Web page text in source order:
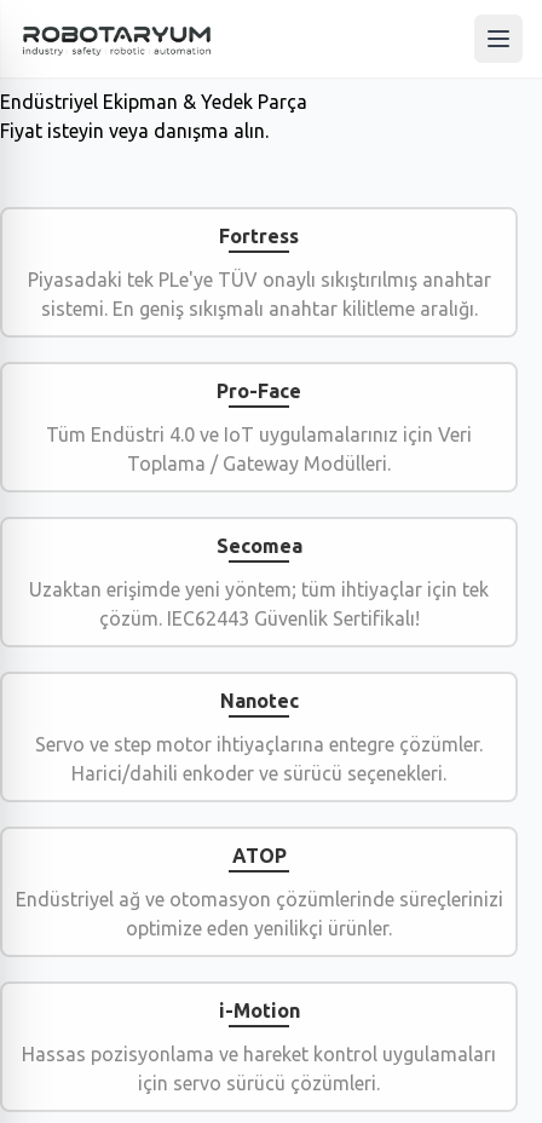
Ana içeriğe geç
Ana
Endüstriyel Ekipman & Yedek Parça
Fiyat isteyin veya danışma alın.
Fortress
Piyasadaki tek PLe'ye TÜV onaylı sıkıştırılmış anahtar
sistemi. En geniş sıkışmalı anahtar kilitleme aralığı.
Pro-Face
Tüm Endüstri 4.0 ve IoT uygulamalarınız için Veri
Toplama / Gateway Modülleri.
Secomea
Uzaktan erişimde yeni yöntem; tüm ihtiyaçlar için tek
çözüm. IEC62443 Güvenlik Sertifikalı!
Nanotec
Servo ve step motor ihtiyaçlarına entegre çözümler.
Harici/dahili enkoder ve sürücü seçenekleri.
ATOP
Endüstriyel ağ ve otomasyon çözümlerinde süreçlerinizi
optimize eden yenilikçi ürünler.
i-Motion
Hassas pozisyonlama ve hareket kontrol uygulamaları
için servo sürücü çözümleri.